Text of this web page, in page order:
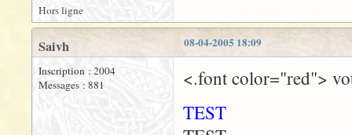
Hors ligne
08-04-2005 18:09
Saivh
Inscription : 2004
Messages : 881
<.font color="red">
TEST